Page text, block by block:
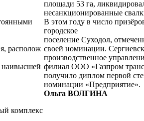
располож
наивысшей
комплекс
площади 53 га,
несанкционированные
В этом году в число
городское
поселение Суходол,
своей номинации.
производственное
филиал ООО «Газпром
получило диплом первой
номинации «Предприятие».
Ольга ВОЛГИНА